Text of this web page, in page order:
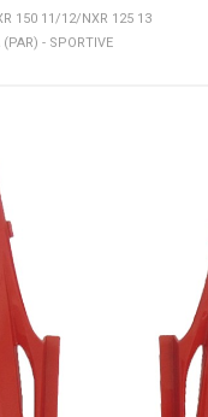
150 11/12/NXR 125 13
- SPORTIVE